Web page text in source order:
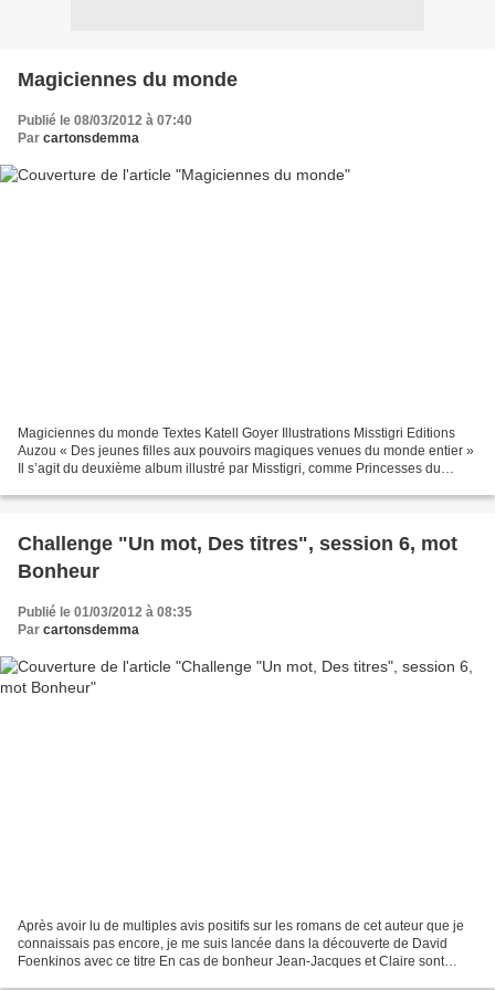
Magiciennes du monde
Publié le 08/03/2012 à 07:40
Par cartonsdemma
Magiciennes du monde Textes Katell Goyer Illustrations Misstigri Editions
Auzou « Des jeunes filles aux pouvoirs magiques venues du monde entier »
Il s’agit du deuxième album illustré par Misstigri, comme Princesses du
Challenge "Un mot, Des titres", session 6, mot
Bonheur
Publié le 01/03/2012 à 08:35
Par cartonsdemma
Après avoir lu de multiples avis positifs sur les romans de cet auteur que je
connaissais pas encore, je me suis lancée dans la découverte de David
Foenkinos avec ce titre En cas de bonheur Jean-Jacques et Claire sont